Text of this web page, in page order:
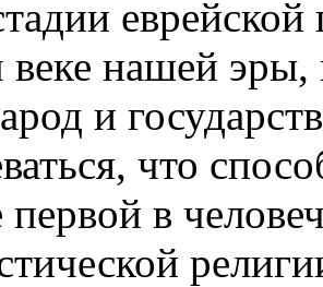
еврейской
веке нашей эры,
и
что
первой в